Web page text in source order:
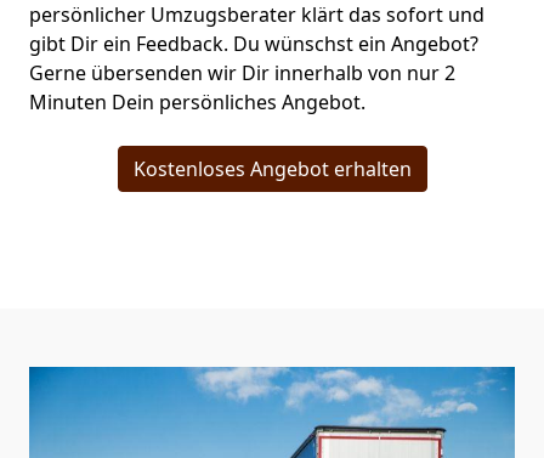
persönlicher Umzugsberater klärt das sofort und
gibt Dir ein Feedback. Du wünschst ein Angebot?
Gerne übersenden wir Dir innerhalb von nur2
Minuten Dein persönliches Angebot.
Kostenloses Angebot erhalten